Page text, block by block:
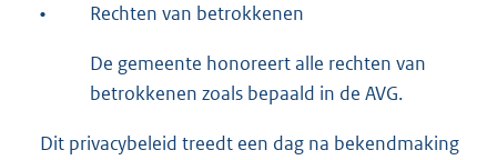
• Rechten van betrokkenen
De gemeente honoreert alle rechten van
betrokkenen zoals bepaald in de AVG.
Dit privacybeleid treedt een dag na bekendmaking